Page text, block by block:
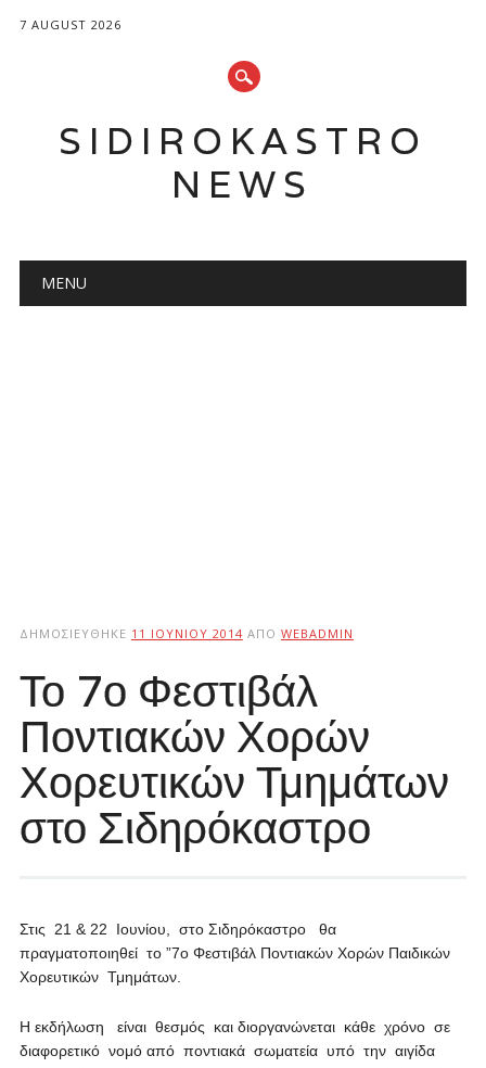
7 AUGUST 2026
SIDIROKASTRO
NEWS
Main menu
MENU
ΔΗΜΟΣΙΕΎΘΗΚΕ 11 ΙΟΥΝΊΟΥ 2014 ΑΠΌ WEBADMIN
Το 7ο Φεστιβάλ
Ποντιακών Χορών
Χορευτικών Τμημάτων
στο Σιδηρόκαστρο
Στις 21 & 22 Ιουνίου, στο Σιδηρόκαστρο θα
πραγματοποιηθεί το ”7o Φεστιβάλ Ποντιακών Χορών Παιδικών
Χορευτικών Τμημάτων.
Η εκδήλωση είναι θεσμός και διοργανώνεται κάθε χρόνο σε
διαφορετικό νομό από ποντιακά σωματεία υπό την αιγίδα